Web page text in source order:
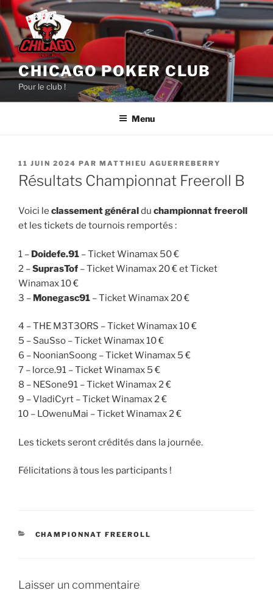
Aller
au
contenu
principal
CHICAGO POKER CLUB
Pour le club !
Menu
PUBLIÉ
LE
11 JUIN 2024 PAR MATTHIEU AGUERREBERRY
Résultats Championnat Freeroll B
Voici le classement généraldu championnat freeroll
et les tickets de tournois remportés :
1 – Doidefe.91 – Ticket Winamax 50 €
2 –SuprasTof – Ticket Winamax 20 € et Ticket
Winamax 10 €
3 – Monegasc91 – Ticket Winamax 20 €
4 – THE M3T3ORS – Ticket Winamax 10 €
5 – SauSso – Ticket Winamax 10 €
6 – NoonianSoong – Ticket Winamax 5 €
7 – lorce.91 – Ticket Winamax 5 €
8 – NESone91 – Ticket Winamax 2 €
9 – VladiCyrt – Ticket Winamax 2 €
10 – LOwenuMai – Ticket Winamax 2 €
Les tickets seront crédités dans la journée.
Félicitations à tous les participants !
CATÉGORIES
CHAMPIONNAT FREEROLL
Laisser un commentaire